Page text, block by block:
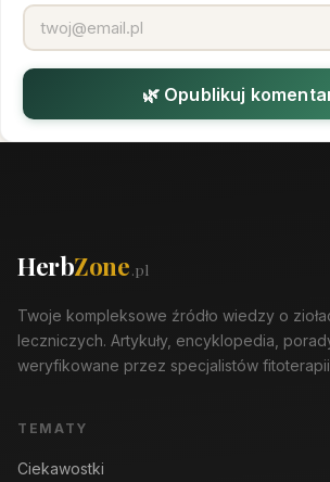
🌿 Opublikuj
HerbZone.pl
Twoje kompleksowe źródło wiedzy o
leczniczych. Artykuły, encyklopedia,
weryfikowane przez specjalistów
TEMATY
Ciekawostki